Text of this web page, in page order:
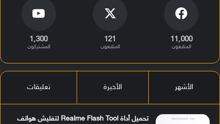
11٬000
المتابعون
121
المتابعون
1٬300
المشتركون
الأشهر الأخيرة تعليقات
تحميل أداة Realme Flash Tool لتفليش هواتف